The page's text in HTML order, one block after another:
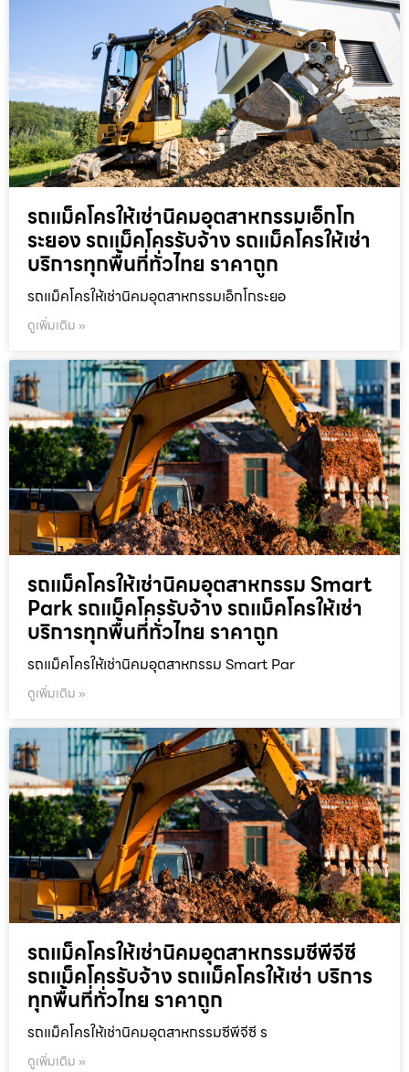
รถแม็คโครให้เช่านิคมอุตสาหกรรมเอ็กโก
ระยอง รถแม็คโครรับจ้าง รถแม็คโครให้เช่า
บริการทุกพื้นที่ทั่วไทย ราคาถูก
รถแม็คโครให้เช่านิคมอุตสาหกรรมเอ็กโกระยอ
ดูเพิ่มเติม »
รถแม็คโครให้เช่านิคมอุตสาหกรรม Smart
Park รถแม็คโครรับจ้าง รถแม็คโครให้เช่า
บริการทุกพื้นที่ทั่วไทย ราคาถูก
รถแม็คโครให้เช่านิคมอุตสาหกรรม Smart Par
ดูเพิ่มเติม »
รถแม็คโครให้เช่านิคมอุตสาหกรรมซีพีจีซี
รถแม็คโครรับจ้าง รถแม็คโครให้เช่า บริการ
ทุกพื้นที่ทั่วไทย ราคาถูก
รถแม็คโครให้เช่านิคมอุตสาหกรรมซีพีจีซี ร
ดูเพิ่มเติม »